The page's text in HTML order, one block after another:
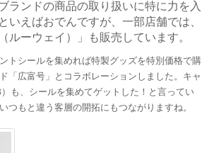
ンドの商品の取り扱いに特に力を入
えばおでんですが、一部店舗では、
ーウェイ）」も販売しています。
トシールを集めれば特製グッズを特別価格で購
「広富号」とコラボレーションしました。キャ
も、シールを集めてゲットした！と言ってい
つもと違う客層の開拓にもつながりますね。